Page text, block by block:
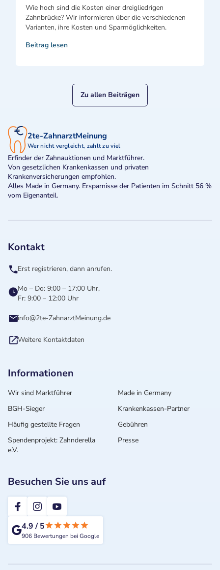
Wie hoch sind die Kosten einer dreigliedrigen
Zahnbrücke? Wir informieren über die verschiedenen
Varianten, ihre Kosten und Sparmöglichkeiten.
Beitrag lesen
Zu allen Beiträgen
2te-ZahnarztMeinung
Wer nicht vergleicht, zahlt zu viel
Erfinder der Zahnauktionen und Marktführer.
Von gesetzlichen Krankenkassen und privaten
Krankenversicherungen empfohlen.
Alles Made in Germany. Ersparnisse der Patienten im Schnitt 56 %
vom Eigenanteil.
Kontakt
Erst registrieren, dann anrufen.
Mo – Do: 9:00 – 17:00 Uhr,
Fr: 9:00 – 12:00 Uhr
info@2te-ZahnarztMeinung.de
Weitere Kontaktdaten
Informationen
Wir sind Marktführer
Made in Germany
BGH-Sieger
Krankenkassen-Partner
Häufig gestellte Fragen
Gebühren
Spendenprojekt: Zahnderella
e.V.
Presse
Besuchen Sie uns auf
2te-ZahnarztMeinung
4.9/5
906 Bewertungen bei Google